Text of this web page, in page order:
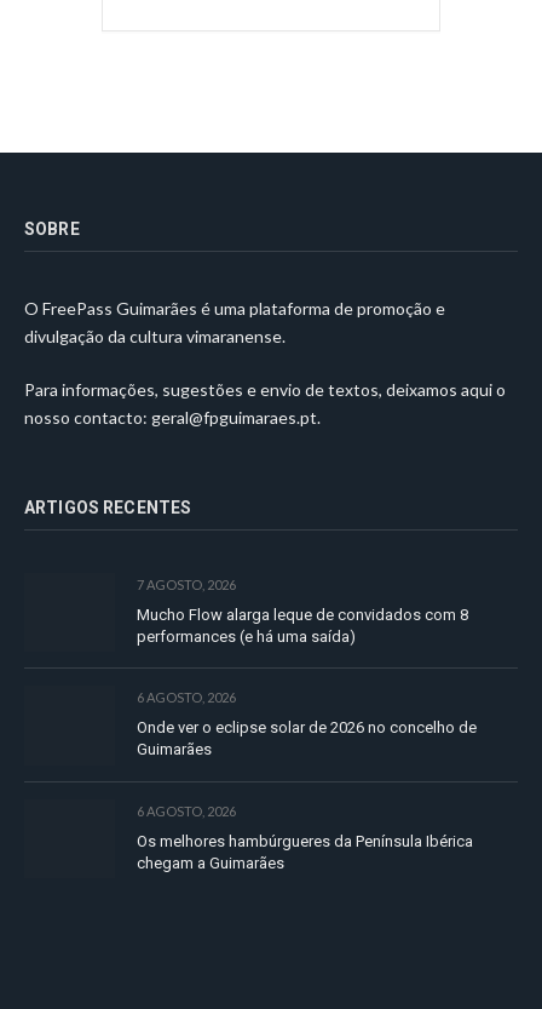
SOBRE
O FreePass Guimarães é uma plataforma de promoção e
divulgação da cultura vimaranense.
Para informações, sugestões e envio de textos, deixamos aqui o
nosso contacto: geral@fpguimaraes.pt.
ARTIGOS RECENTES
7 AGOSTO, 2026
Mucho Flow alarga leque de convidados com 8
performances (e há uma saída)
6 AGOSTO, 2026
Onde ver o eclipse solar de 2026 no concelho de
Guimarães
6 AGOSTO, 2026
Os melhores hambúrgueres da Península Ibérica
chegam a Guimarães